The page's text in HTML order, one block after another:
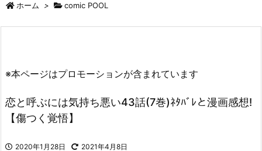
ホーム > comic POOL
※本ページはプロモーションが含まれています
恋と呼ぶには気持ち悪い43話(7巻)ﾈﾀﾊﾞﾚと漫画感想!
【傷つく覚悟】
2020年1月28日 2021年4月8日